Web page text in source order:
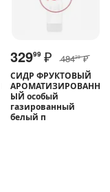
32999 ₽ 48429 ₽
СИДР ФРУКТОВЫЙ
АРОМАТИЗИРОВАНН
ЫЙ особый
газированный
белый п